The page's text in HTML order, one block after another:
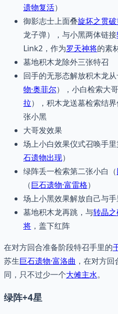
遗物复活）
御影志士上面叠旋坏之贯
龙子弹），与小黑两体链接
Link2，作为罗天神将的素
墓地积木龙除外三张特召
回手的无形态解放积木龙
物·奥菲尔），小白检索大
拉），积木龙送墓检索结界
张小黑
大哥发效果
场上小白效果仪式召唤手
石遗物出现）
绿阵丢一检索第二张小白（
（巨石遗物·富雷格）
场上小黑效果解放自己与
墓地积木龙再跳，与转晶
将 ，盖下红阵
在对方回合准备阶段特召手里的
苏生巨石遗物·富洛曲 ，在对方
同，只不过少一个大傩主水。
绿阵+4星